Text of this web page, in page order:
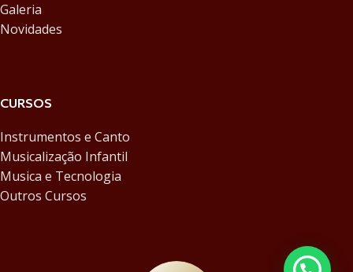
Galeria
Novidades
CURSOS
Instrumentos e Canto
Musicalização Infantil
Musica e Tecnologia
Outros Cursos